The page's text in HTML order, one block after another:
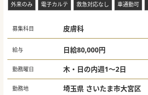
外来のみ 電子カルテ 救急対応なし 車通勤可
募集科目 皮膚科
給与 日給80,000円
勤務曜日 木・日の内週1～2日
勤務地 埼玉県 さいたま市大宮区